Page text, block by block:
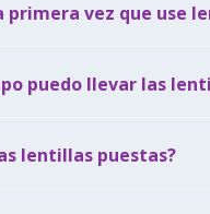
primera vez que use
puedo llevar las
lentillas puestas?